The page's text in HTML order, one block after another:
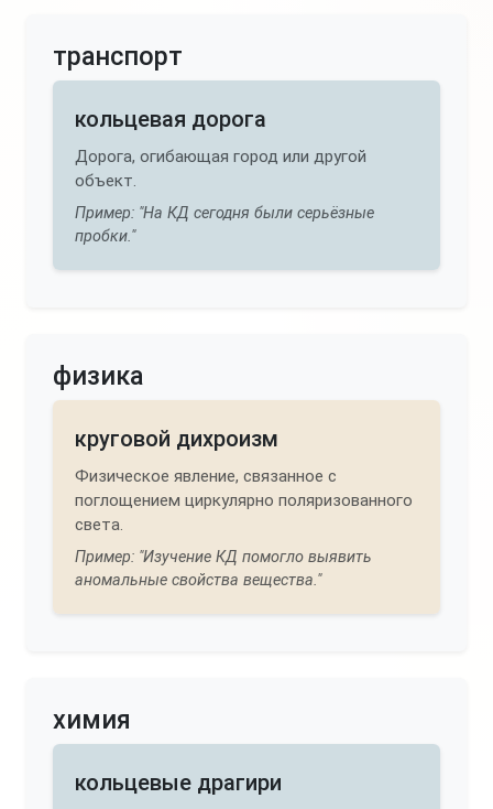
транспорт
кольцевая дорога
Дорога, огибающая город или другой
объект.
Пример: "На КД сегодня были серьёзные
пробки."
физика
круговой дихроизм
Физическое явление, связанное с
поглощением циркулярно поляризованного
света.
Пример: "Изучение КД помогло выявить
аномальные свойства вещества."
химия
кольцевые драгири